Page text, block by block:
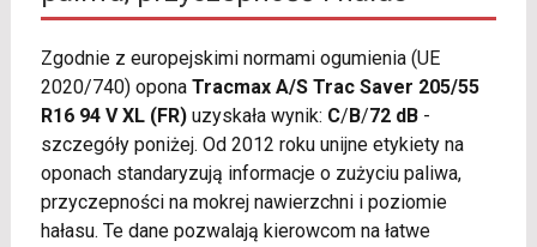
Zgodnie z europejskimi normami ogumienia (UE
2020/740) opona Tracmax A/S Trac Saver 205/55
R16 94 V XL (FR)uzyskała wynik: C/B/72 dB-
szczegóły poniżej. Od 2012 roku unijne etykiety na
oponach standaryzują informacje o zużyciu paliwa,
przyczepności na mokrej nawierzchni i poziomie
hałasu. Te dane pozwalają kierowcom na łatwe